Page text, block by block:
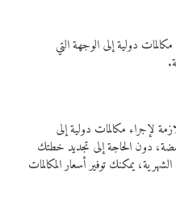
إجراء مكالمات دولية إلى الوجهة التي
لإجراء مكالمات دولية إلى
دون الحاجة إلى تجديد خطتك
يمكنك توفير أسعار المكالمات